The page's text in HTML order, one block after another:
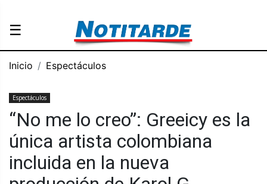
☰
Inicio Espectáculos
Espectáculos
“No me lo creo”: Greeicy es la
única artista colombiana
incluida en la nueva